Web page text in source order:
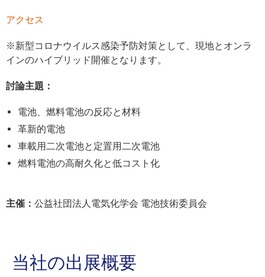
アクセス
※新型コロナウイルス感染予防対策として、現地とオンラ
インのハイブリッド開催となります。
討論主題 ：
電池、燃料電池の反応と材料
革新的電池
車載用二次電池と定置用二次電池
燃料電池の高耐久化と低コスト化
主催 ： 公益社団法人電気化学会 電池技術委員会
当社の出展概要